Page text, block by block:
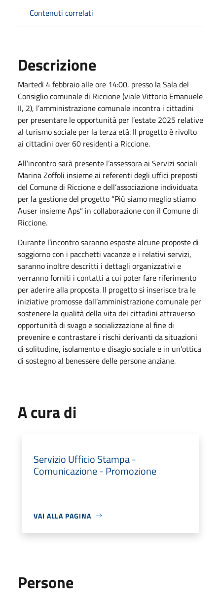
Contenuti correlati
Descrizione
Martedì 4 febbraio alle ore 14:00, presso la Sala del
Consiglio comunale di Riccione (viale Vittorio Emanuele
II, 2), l’amministrazione comunale incontra i cittadini
per presentare le opportunità per l’estate 2025 relative
al turismo sociale per la terza età. Il progetto è rivolto
ai cittadini over 60 residenti a Riccione.
All’incontro sarà presente l’assessora ai Servizi sociali
Marina Zoffoli insieme ai referenti degli uffici preposti
del Comune di Riccione e dell’associazione individuata
per la gestione del progetto “Più siamo meglio stiamo
Auser insieme Aps” in collaborazione con il Comune di
Riccione.
Durante l’incontro saranno esposte alcune proposte di
soggiorno con i pacchetti vacanze e i relativi servizi,
saranno inoltre descritti i dettagli organizzativi e
verranno forniti i contatti a cui poter fare riferimento
per aderire alla proposta. Il progetto si inserisce tra le
iniziative promosse dall’amministrazione comunale per
sostenere la qualità della vita dei cittadini attraverso
opportunità di svago e socializzazione al fine di
prevenire e contrastare i rischi derivanti da situazioni
di solitudine, isolamento e disagio sociale e in un’ottica
di sostegno al benessere delle persone anziane.
A cura di
Servizio Ufficio Stampa -
Comunicazione - Promozione
VAI ALLA PAGINA
Persone